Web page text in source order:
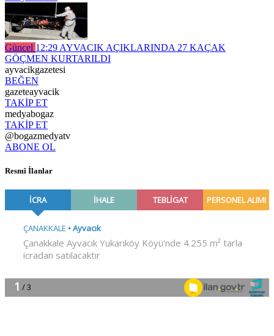
Güncel 12:29 AYVACIK AÇIKLARINDA 27 KAÇAK
GÖÇMEN KURTARILDI
ayvacikgazetesi
BEĞEN
gazeteayvacik
TAKİP ET
medyabogaz
TAKİP ET
@bogazmedyatv
ABONE OL
Resmî İlanlar